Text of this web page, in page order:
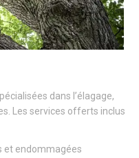
dans l’élagage,
Les services offerts inclus
et endommagées